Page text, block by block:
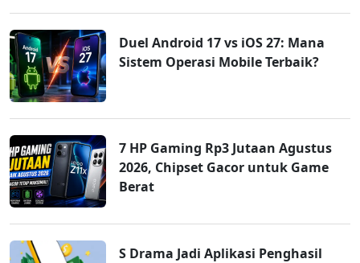
Duel Android 17 vs iOS 27: Mana
Sistem Operasi Mobile Terbaik?
7 HP Gaming Rp3 Jutaan Agustus
2026, Chipset Gacor untuk Game
Berat
S Drama Jadi Aplikasi Penghasil